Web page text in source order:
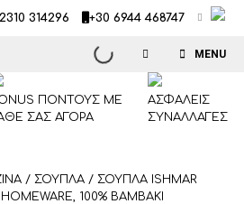
314296 +30 6944 468747
MENU
ΠΟΝΤΟΥΣ ΜΕ
ΣΑΣ ΑΓΟΡΑ
ΑΣΦΑΛΕΙΣ
ΣΥΝΑΛΛΑΓΕΣ
/ ΣΟΥΠΛΑ / ΣΟΥΠΛΑ ISHMAR
100% BAMBAKI